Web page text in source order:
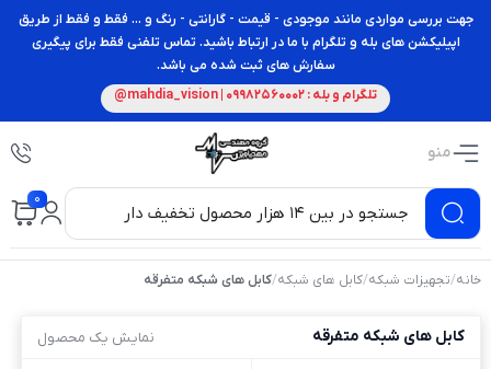
جهت بررسی مواردی مانند موجودی - قیمت - گارانتی - رنگ و ... فقط و فقط از طریق
اپیلیکشن های بله و تلگرام با ما در ارتباط باشید. تماس تلفنی فقط برای پیگیری
سفارش های ثبت شده می باشد.
تلگرام و بله : 09982560002 | mahdia_vision@
منو
0
خانه/تجهیزات شبکه/کابل های شبکه/کابل های شبکه متفرقه
کابل های شبکه متفرقه نمایش یک محصول